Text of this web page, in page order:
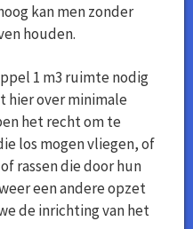
kan men zonder
houden.
1 m3 ruimte nodig
hier over minimale
het recht om te
los mogen vliegen, of
rassen die door hun
een andere opzet
de inrichting van het